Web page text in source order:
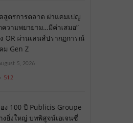
สูตรการตลาด ผ่าแคมเปญ
ความพยายาม…มีค่าเสมอ”
OR ผ่านเลนส์ปรากฏการณ์
ม Gen Z
5, 2026
512
ง 100 ปี Publicis Groupe
งยิ่งใหญ่ บทพิสูจน์เอเจนซี่